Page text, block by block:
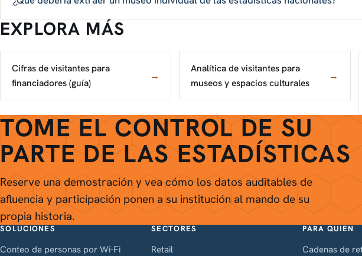
EXPLORA MÁS
Cifras de visitantes para
financiadores (guía)
→
Analítica de visitantes para
museos y espacios culturales
→
TOME EL CONTROL DE SU
PARTE DE LAS ESTADÍSTICAS
Reserve una demostración y vea cómo los datos auditables de
afluencia y participación ponen a su institución al mando de su
propia historia.
SOLUCIONES
Conteo de personas por Wi-Fi
SECTORES
Retail
PARA QUIÉN
Cadenas de